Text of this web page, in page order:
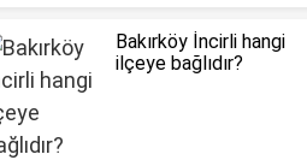
Bakırköy İncirli hangi
ilçeye bağlıdır?